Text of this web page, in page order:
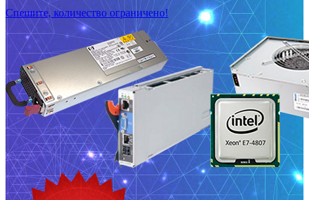
Спешите, количество ограничено!